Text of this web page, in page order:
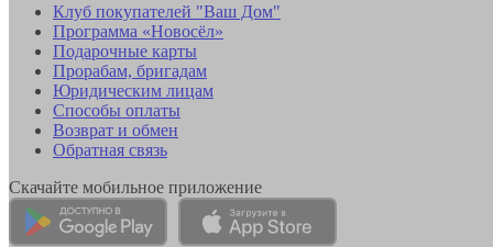
Клуб покупателей "Ваш Дом"
Программа «Новосёл»
Подарочные карты
Прорабам, бригадам
Юридическим лицам
Способы оплаты
Возврат и обмен
Обратная связь
Скачайте мобильное приложение